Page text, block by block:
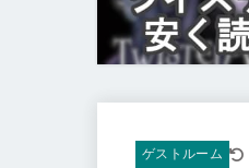
ゲストルーム